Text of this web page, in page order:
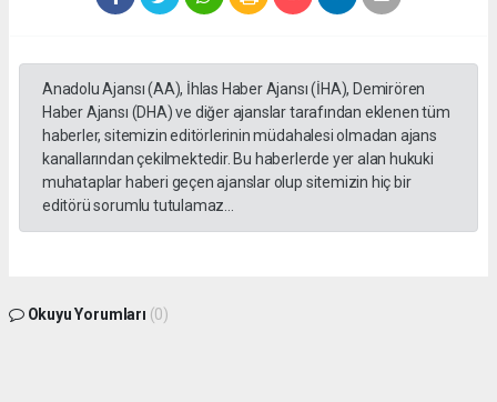
Anadolu Ajansı (AA), İhlas Haber Ajansı (İHA), Demirören
Haber Ajansı (DHA) ve diğer ajanslar tarafından eklenen tüm
haberler, sitemizin editörlerinin müdahalesi olmadan ajans
kanallarından çekilmektedir. Bu haberlerde yer alan hukuki
muhataplar haberi geçen ajanslar olup sitemizin hiç bir
editörü sorumlu tutulamaz...
Okuyu Yorumları (0)